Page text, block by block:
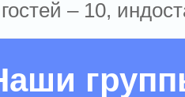
– 10,